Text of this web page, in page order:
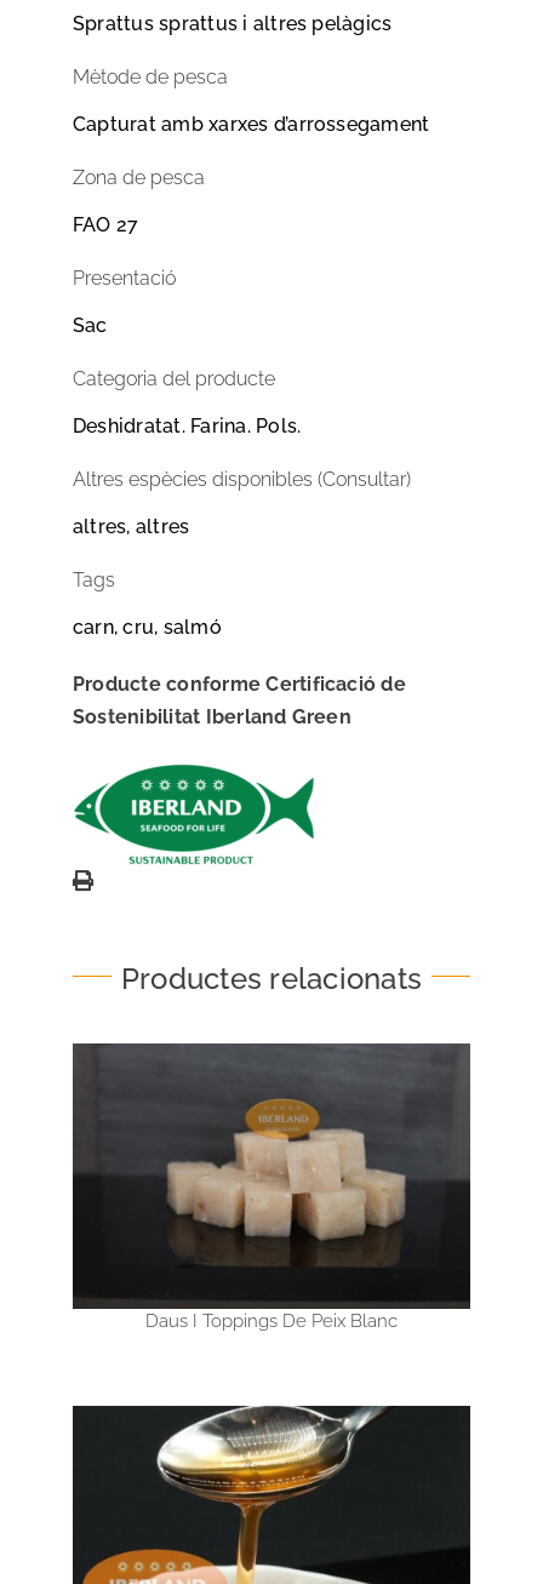
Sprattus sprattus i altres pelàgics
Mètode de pesca
Capturat amb xarxes d’arrossegament
Zona de pesca
FAO 27
Presentació
Sac
Categoria del producte
Deshidratat. Farina. Pols.
Altres espècies disponibles (Consultar)
altres, altres
Tags
carn, cru, salmó
Producte conforme Certificació de
Sostenibilitat Iberland Green
Productes relacionats
Daus I Toppings De Peix Blanc